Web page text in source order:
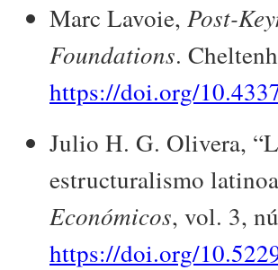
Marc Lavoie, Post-
Foundations.
https://doi.org/
Julio H. G. Olivera,
estructuralismo
Económicos, vol. 3,
https://doi.org/